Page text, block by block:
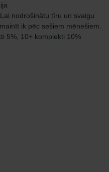
nodrošinātu tīru un svaigu
ik pēc sešiem mēnešiem.
5%, 10+ komplekti 10%